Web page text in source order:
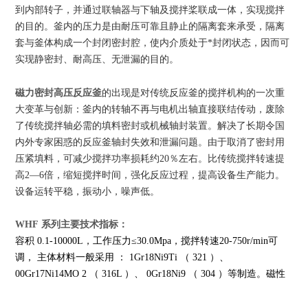
到内部转子，并通过联轴器与下轴及搅拌桨联成一体，实现搅拌
的目的。釜内的压力是由耐压可靠且静止的隔离套来承受，隔离
套与釜体构成一个封闭密封腔，使内介质处于*封闭状态，因而可
实现静密封、耐高压、无泄漏的目的。
磁力密封高压反应釜的出现是对传统反应釜的搅拌机构的一次重
大变革与创新：釜内的转轴不再与电机出轴直接联结传动，废除
了传统搅拌轴必需的填料密封或机械轴封装置。解决了长期令国
内外专家困惑的反应釜轴封失效和泄漏问题。由于取消了密封用
压紧填料，可减少搅拌功率损耗约20％左右。比传统搅拌转速提
高2—6倍，缩短搅拌时间，强化反应过程，提高设备生产能力。
设备运转平稳，振动小，噪声低。
WHF 系列主要技术指标：
容积 0.1-10000L，工作压力≤30.0Mpa，搅拌转速20-750r/min可
调， 主体材料一般采用 ： 1Gr18Ni9Ti （ 321 ）、
00Gr17Ni14MO 2 （ 316L ）、 0Gr18Ni9 （ 304 ）等制造。磁性